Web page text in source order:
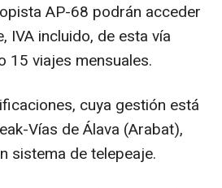
AP-68 podrán acceder
IVA incluido, de esta vía
15 viajes mensuales.
cuya gestión está
Vías de Álava (Arabat),
sistema de telepeaje.